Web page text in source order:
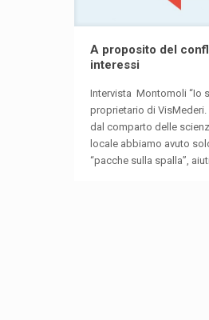
A proposito del
interessi
Intervista Montomoli “Io
proprietario di
dal comparto delle
locale abbiamo avuto
“pacche sulla spalla”, aiuti